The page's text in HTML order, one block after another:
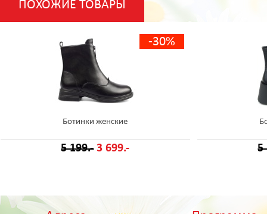
ПОХОЖИЕ ТОВАРЫ
-30%
Ботинки женские
5 199.- 3 699.- 5